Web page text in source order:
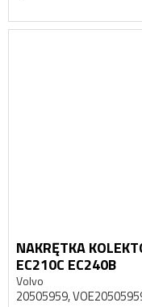
NAKRĘTKA
EC210C EC240B
Volvo
20505959,